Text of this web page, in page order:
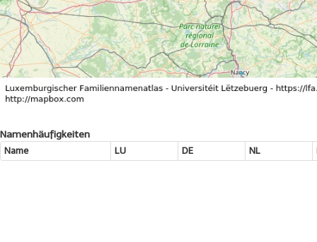
Namenhäufigkeiten
Name LU DE NL